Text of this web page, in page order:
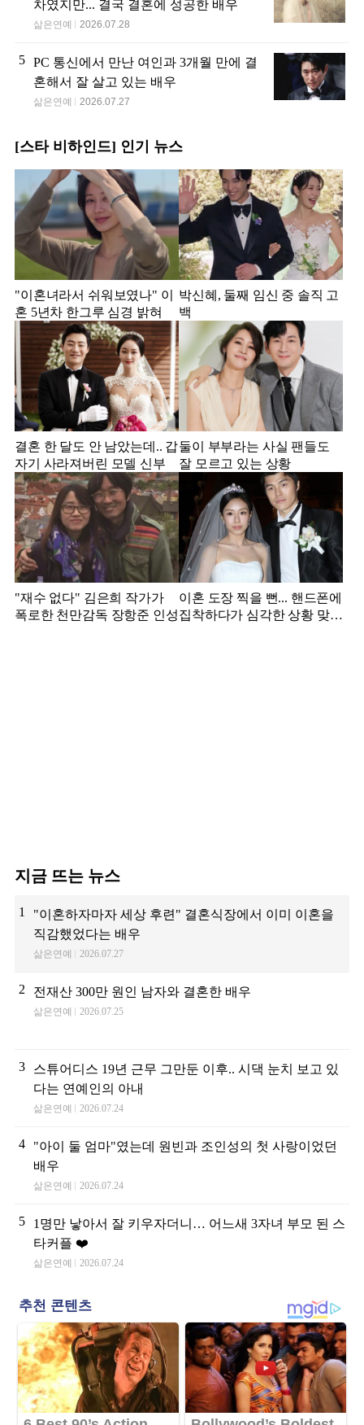
차였지만... 결국 결혼에 성공한 배우
삶은연예 2026.07.28
5 PC 통신에서 만난 여인과 3개월 만에 결
혼해서 잘 살고 있는 배우
삶은연예 2026.07.27
[스타 비하인드] 인기 뉴스
"이혼녀라서 쉬워보였나" 이
혼 5년차 한그루 심경 밝혀
박신혜, 둘째 임신 중 솔직 고
백
결혼 한 달도 안 남았는데.. 갑
자기 사라져버린 모델 신부
둘이 부부라는 사실 팬들도
잘 모르고 있는 상황
"재수 없다" 김은희 작가가
폭로한 천만감독 장항준 인성
이혼 도장 찍을 뻔... 핸드폰에
집착하다가 심각한 상황 맞은
지금 뜨는 뉴스
1
"이혼하자마자 세상 후련" 결혼식장에서 이미 이혼을
직감했었다는 배우
삶은연예 2026.07.27
2 전재산 300만 원인 남자와 결혼한 배우
삶은연예 2026.07.25
3
스튜어디스 19년 근무 그만둔 이후.. 시댁 눈치 보고 있
다는 연예인의 아내
삶은연예 2026.07.24
4
"아이 둘 엄마"였는데 원빈과 조인성의 첫 사랑이었던
배우
삶은연예 2026.07.24
5
1명만 낳아서 잘 키우자더니… 어느새 3자녀 부모 된 스
타커플 ❤️
삶은연예 2026.07.24